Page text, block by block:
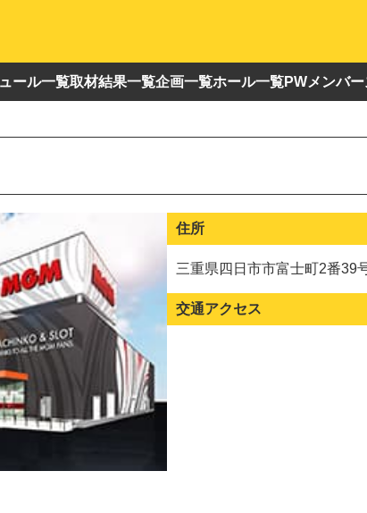
ール一覧取材結果一覧企画一覧ホール一覧PWメンバ
住所
三重県四日市市富士町2番39
交通アクセス